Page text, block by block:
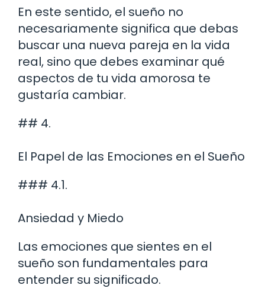
En este sentido, el sueño no
necesariamente significa que debas
buscar una nueva pareja en la vida
real, sino que debes examinar qué
aspectos de tu vida amorosa te
gustaría cambiar.
## 4.
El Papel de las Emociones en el Sueño
### 4.1.
Ansiedad y Miedo
Las emociones que sientes en el
sueño son fundamentales para
entender su significado.